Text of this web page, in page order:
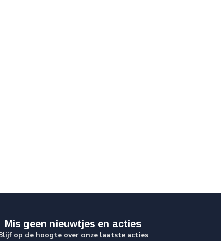
Mis geen nieuwtjes en acties
op de hoogte over onze laatste acties